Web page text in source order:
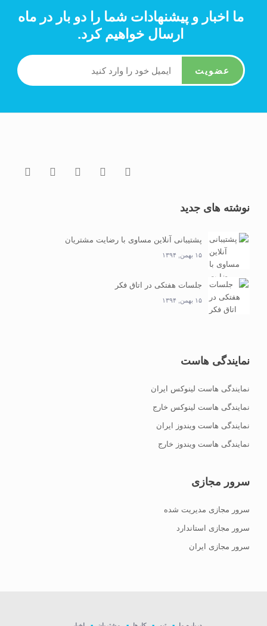
ما اخبار و پیشنهادات شما را دو بار در ماه
ارسال خواهیم کرد.
عضویت
نوشته های جدید
پشتیبانی آنلاین مساوی با رضایت مشتریان
۱۵ بهمن, ۱۳۹۴
جلسات هفتکی در اتاق فکر
۱۵ بهمن, ۱۳۹۴
نمایندگی هاست
نمایندگی هاست لینوکس ایران
نمایندگی هاست لینوکس خارج
نمایندگی هاست ویندوز ایران
نمایندگی هاست ویندوز خارج
سرور مجازی
سرور مجازی مدیریت شده
سرور مجازی استاندارد
سرور مجازی ایران